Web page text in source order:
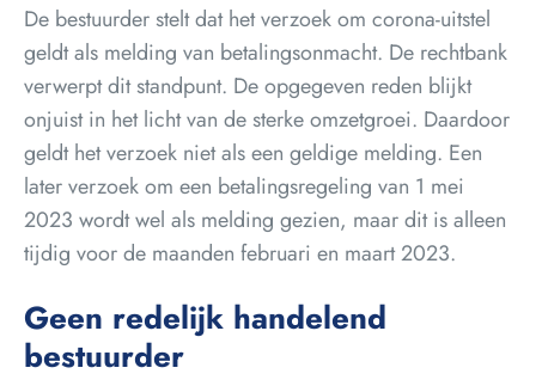
De bestuurder stelt dat het verzoek om corona-uitstel
geldt als melding van betalingsonmacht. De rechtbank
verwerpt dit standpunt. De opgegeven reden blijkt
onjuist in het licht van de sterke omzetgroei. Daardoor
geldt het verzoek niet als een geldige melding. Een
later verzoek om een betalingsregeling van 1 mei
2023 wordt wel als melding gezien, maar dit is alleen
tijdig voor de maanden februari en maart 2023.
Geen redelijk handelend
bestuurder